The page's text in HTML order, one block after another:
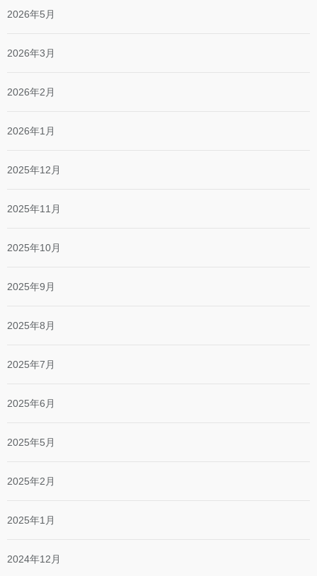
2026年5月
2026年3月
2026年2月
2026年1月
2025年12月
2025年11月
2025年10月
2025年9月
2025年8月
2025年7月
2025年6月
2025年5月
2025年2月
2025年1月
2024年12月